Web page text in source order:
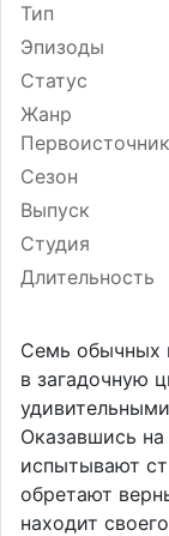
Тип
Эпизоды
Статус
Жанр
Первоисточник
Сезон
Выпуск
Студия
Длительность
Семь обычных
в загадочную
Оказавшись
испытывают
обретают
находит